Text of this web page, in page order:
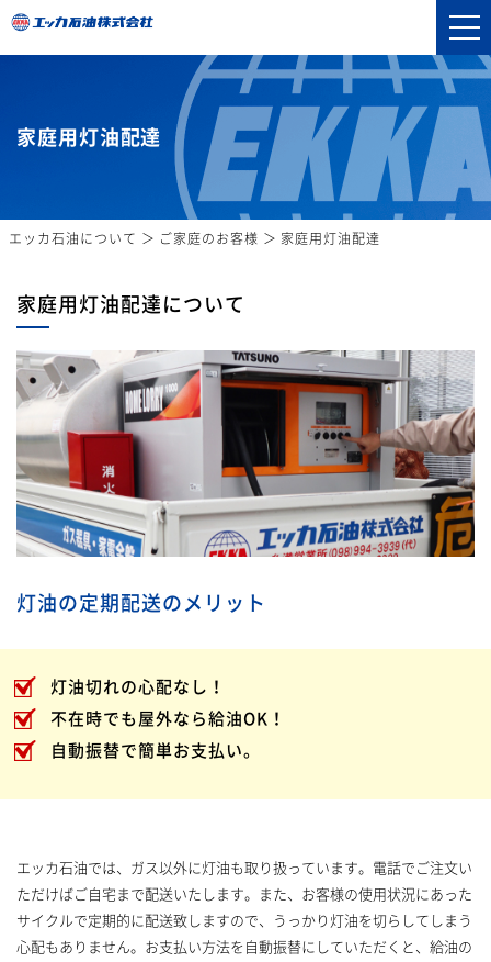
家庭用灯油配達
エッカ石油について ご家庭のお客様 家庭用灯油配達
家庭用灯油配達について
灯油の定期配送のメリット
灯油切れの心配なし！
不在時でも屋外なら給油OK！
自動振替で簡単お支払い。
エッカ石油では、ガス以外に灯油も取り扱っています。電話でご注文い
ただけばご自宅まで配送いたします。また、お客様の使用状況にあった
サイクルで定期的に配送致しますので、うっかり灯油を切らしてしまう
心配もありません。お支払い方法を自動振替にしていただくと、給油の